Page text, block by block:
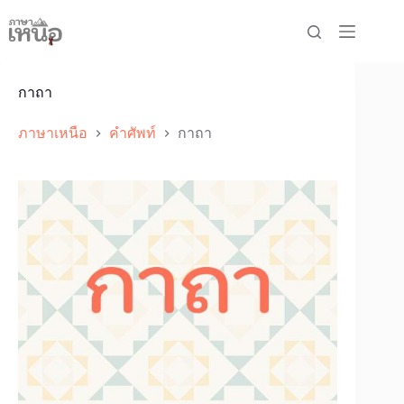
to
content
กาถา
ภาษาเหนือ คำศัพท์ กาถา